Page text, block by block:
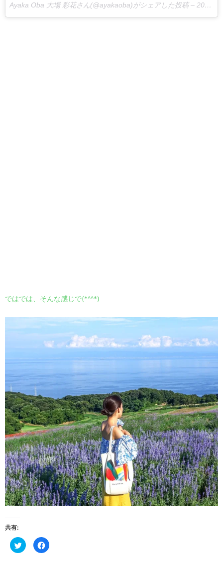
Ayaka Oba 大場 彩花さん(@ayakaoba)がシェアした投稿 – 2017 8月 16 3:52午前 PDT
ではでは、そんな感じで(*^^*)
共有:
ク
リ
Facebook
で